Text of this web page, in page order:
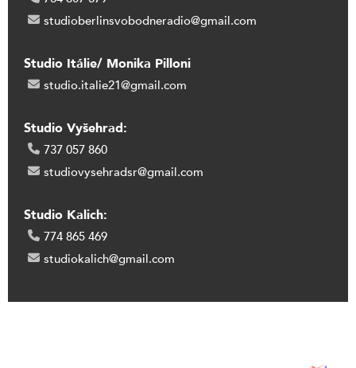
studioberlinsvobodneradio@gmail.com
Studio Itálie/ Monika Pilloni
studio.italie21@gmail.com
Studio Vyšehrad:
737 057 860
studiovysehradsr@gmail.com
Studio Kalich:
774 865 469
studiokalich@gmail.com